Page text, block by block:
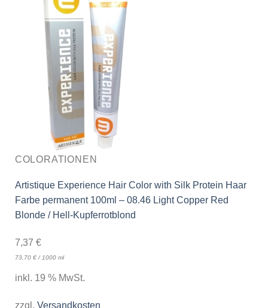
COLORATIONEN
Artistique Experience Hair Color with Silk Protein Haar
Farbe permanent 100ml – 08.46 Light Copper Red
Blonde / Hell-Kupferrotblond
7,37 €
73,70 €/ 1000 ml
inkl. 19 % MwSt.
zzgl. Versandkosten